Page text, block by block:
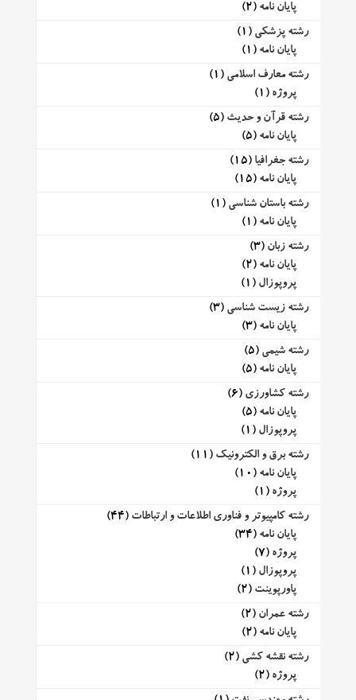
پایان نامه (2)
رشته پزشکی (1)
پایان نامه (1)
رشته معارف اسلامی (1)
پروژه (1)
رشته قرآن و حدیث (5)
پایان نامه (5)
رشته جغرافیا (15)
پایان نامه (15)
رشته باستان شناسی (1)
پایان نامه (1)
رشته زبان (3)
پایان نامه (2)
پروپوزال (1)
رشته زیست شناسی (3)
پایان نامه (3)
رشته شیمی (5)
پایان نامه (5)
رشته کشاورزی (6)
پایان نامه (5)
پروپوزال (1)
رشته برق و الکترونیک (11)
پایان نامه (10)
پروژه (1)
رشته کامپیوتر و فناوری اطلاعات و ارتباطات (44)
پایان نامه (34)
پروژه (7)
پروپوزال (1)
پاورپوینت (2)
رشته عمران (2)
پایان نامه (2)
رشته نقشه کشی (2)
پروژه (2)